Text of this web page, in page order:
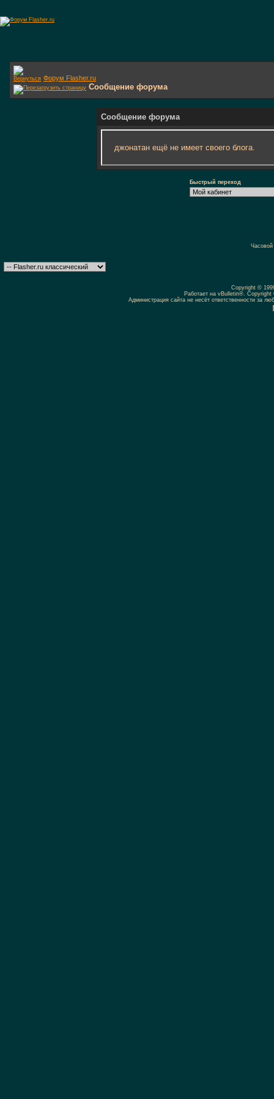
Форум Flasher.ru
Сообщение форума
Сообщение форума
джонатан ещё не имеет своего блога.
Быстрый переход
Copyright ©
Работает на vBulletin®.
Администрация сайта не несёт ответственности за